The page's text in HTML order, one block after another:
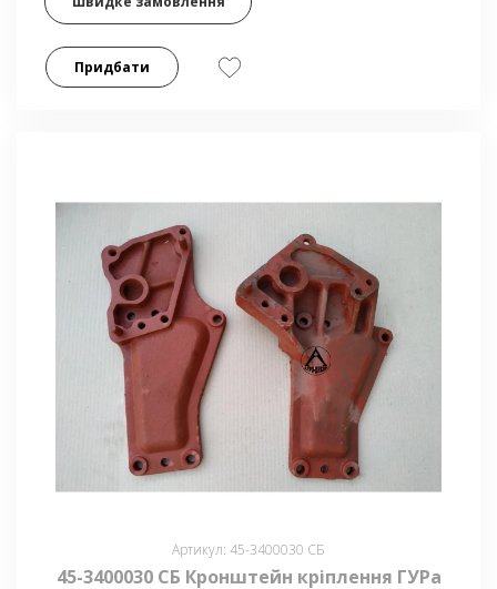
Придбати
Артикул: 45-3400030 СБ
45-3400030 СБ Кронштейн кріплення ГУРа